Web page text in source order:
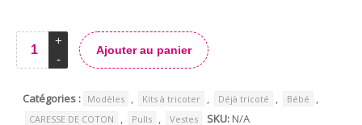
Ajouter au panier
Catégories : Modèles , Kits à tricoter , Déjà tricoté , Bébé ,
CARESSE DE COTON , Pulls , Vestes SKU: N/A